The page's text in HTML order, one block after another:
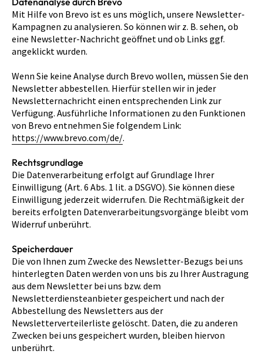
Mit Hilfe von Brevo ist es uns möglich, unsere Newsletter-
Kampagnen zu analysieren. So können wir z. B. sehen, ob
eine Newsletter-Nachricht geöffnet und ob Links ggf.
angeklickt wurden.
Wenn Sie keine Analyse durch Brevo wollen, müssen Sie den
Newsletter abbestellen. Hierfür stellen wir in jeder
Newsletternachricht einen entsprechenden Link zur
Verfügung. Ausführliche Informationen zu den Funktionen
von Brevo entnehmen Sie folgendem Link:
https://www.brevo.com/de/.
Rechtsgrundlage
Die Datenverarbeitung erfolgt auf Grundlage Ihrer
Einwilligung (Art. 6 Abs. 1 lit. a DSGVO). Sie können diese
Einwilligung jederzeit widerrufen. Die Rechtmäßigkeit der
bereits erfolgten Datenverarbeitungsvorgänge bleibt vom
Widerruf unberührt.
Speicherdauer
Die von Ihnen zum Zwecke des Newsletter-Bezugs bei uns
hinterlegten Daten werden von uns bis zu Ihrer Austragung
aus dem Newsletter bei uns bzw. dem
Newsletterdiensteanbieter gespeichert und nach der
Abbestellung des Newsletters aus der
Newsletterverteilerliste gelöscht. Daten, die zu anderen
Zwecken bei uns gespeichert wurden, bleiben hiervon
unberührt.